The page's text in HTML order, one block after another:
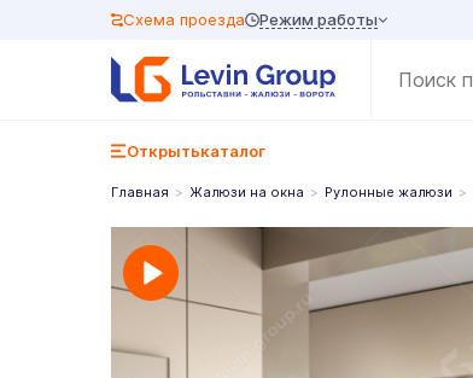
Схема проезда Режим работы
Открытькаталог
Главная Жалюзи на окна Рулонные жалюзи